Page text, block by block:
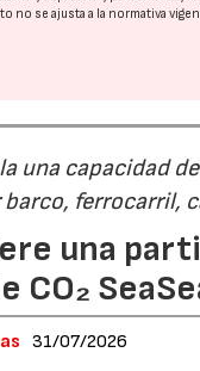
no se ajusta a la normativa
una capacidad
barco, ferrocarril,
una
CO₂
31/07/2026